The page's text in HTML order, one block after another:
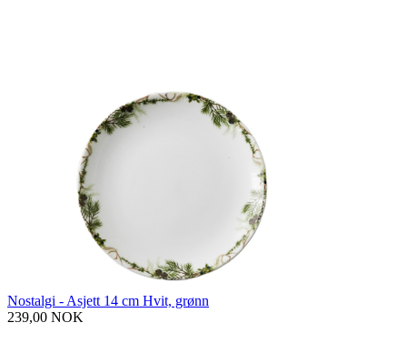
Nostalgi - Asjett 14 cm Hvit, grønn
239,00 NOK